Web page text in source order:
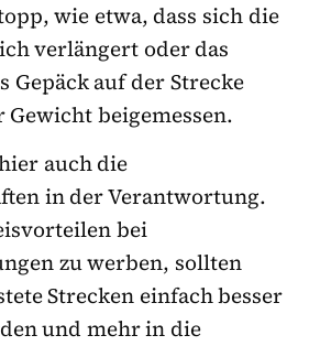
wie etwa, dass sich die
verlängert oder das
Gepäck auf der Strecke
beigemessen.
auch die
in der Verantwortung.
bei
zu werben, sollten
Strecken einfach besser
und mehr in die